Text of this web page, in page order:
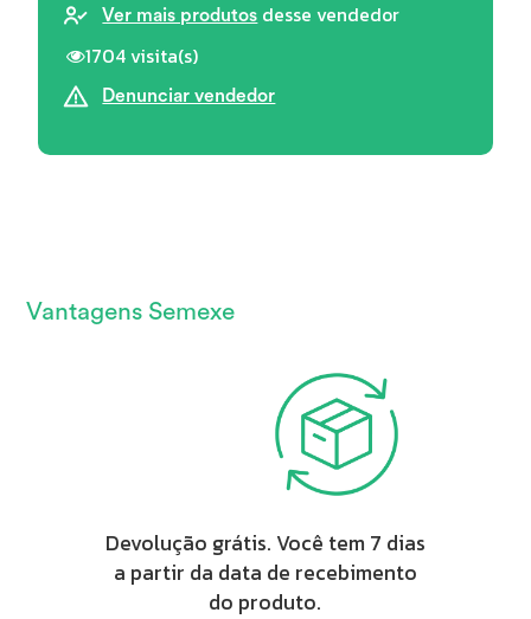
Ver mais produtos desse vendedor
1704 visita(s)
Denunciar vendedor
Vantagens Semexe
Devolução grátis. Você tem 7 dias
a partir da data de recebimento
do produto.